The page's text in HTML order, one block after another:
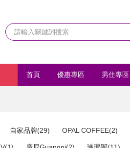
首頁 優惠專區 男仕專區
自家品牌(29) OPAL COFFEE(2)